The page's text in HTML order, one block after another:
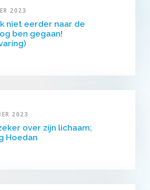
2023
niet eerder naar de
ben gegaan!
2023
over zijn lichaam;
Hoedan